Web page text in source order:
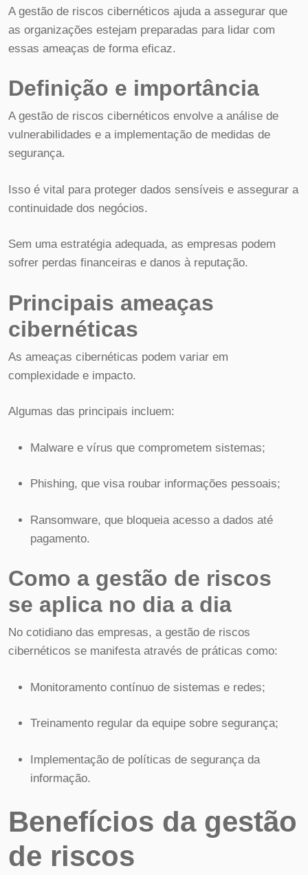
A gestão de riscos cibernéticos ajuda a assegurar que
as organizações estejam preparadas para lidar com
essas ameaças de forma eficaz.
Definição e importância
A gestão de riscos cibernéticos envolve a análise de
vulnerabilidades e a implementação de medidas de
segurança.
Isso é vital para proteger dados sensíveis e assegurar a
continuidade dos negócios.
Sem uma estratégia adequada, as empresas podem
sofrer perdas financeiras e danos à reputação.
Principais ameaças
cibernéticas
As ameaças cibernéticas podem variar em
complexidade e impacto.
Algumas das principais incluem:
Malware e vírus que comprometem sistemas;
Phishing, que visa roubar informações pessoais;
Ransomware, que bloqueia acesso a dados até
pagamento.
Como a gestão de riscos
se aplica no dia a dia
No cotidiano das empresas, a gestão de riscos
cibernéticos se manifesta através de práticas como:
Monitoramento contínuo de sistemas e redes;
Treinamento regular da equipe sobre segurança;
Implementação de políticas de segurança da
informação.
Benefícios da gestão
de riscos